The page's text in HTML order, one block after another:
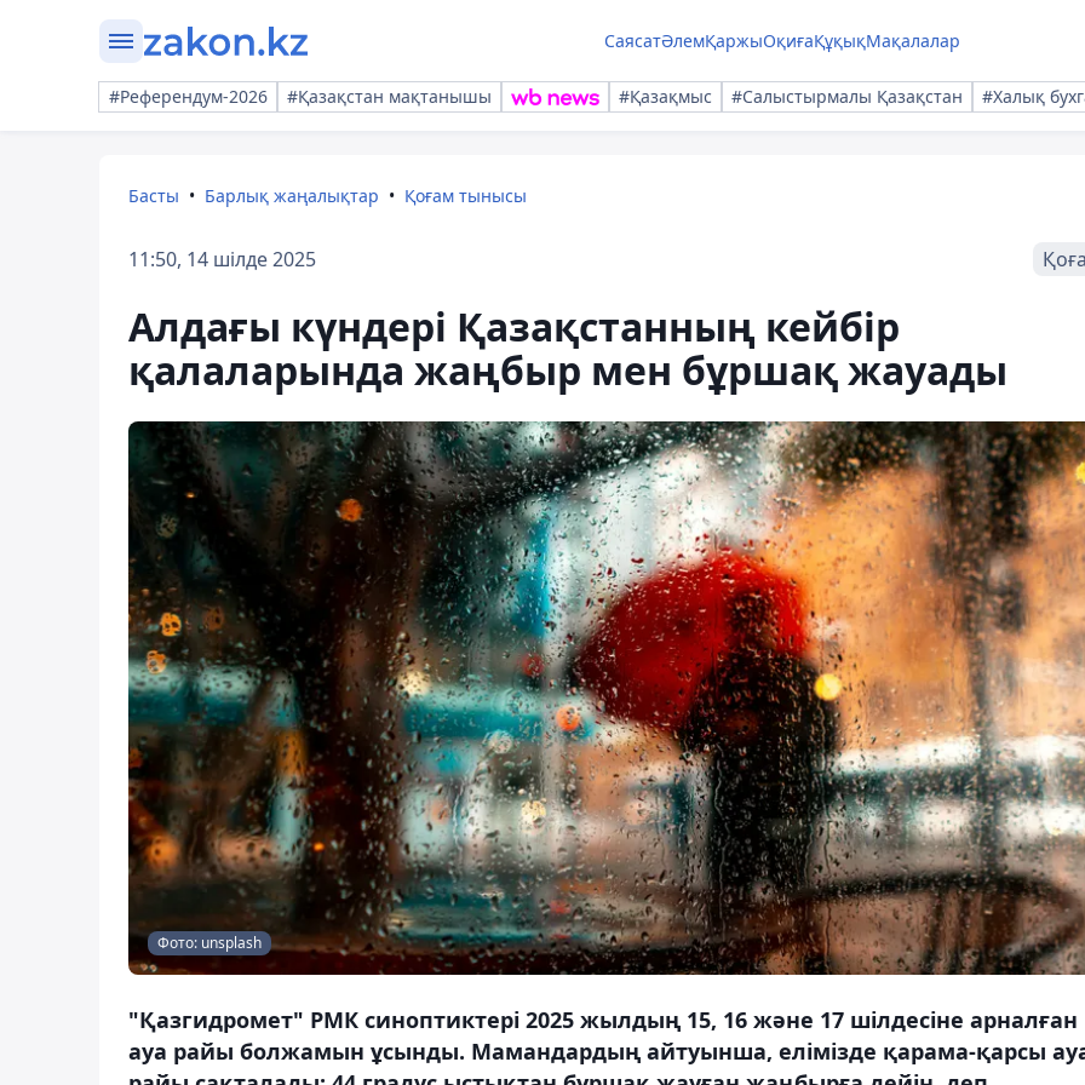
СаясатӘлемҚаржыОқиғаҚұқықМақалалар
#Референдум-2026 #Қазақстан мақтанышы #Қазақмыс #Салыстырмалы Қазақстан #Халық
Басты Барлық жаңалықтар Қоғам тынысы
11:50, 14 шілде 2025
Алдағы күндері Қазақстанның кейбір
қалаларында жаңбыр мен бұршақ жауады
Фото: unsplash
"Қазгидромет" РМК синоптиктері 2025 жылдың 15, 16 және 17 шілдесіне арналған
ауа райы болжамын ұсынды. Мамандардың айтуынша, елімізде қарама-қарсы